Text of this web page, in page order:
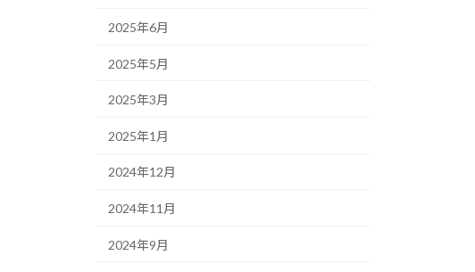
2025年6月
2025年5月
2025年3月
2025年1月
2024年12月
2024年11月
2024年9月